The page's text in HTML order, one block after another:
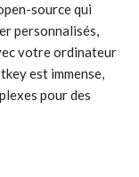
source qui
personnalisés,
votre ordinateur
est immense,
pour des